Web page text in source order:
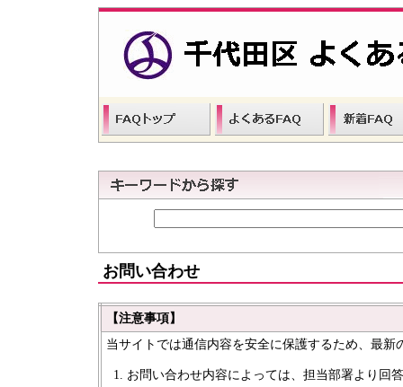
お問い合わせ
【注意事項】
当サイトでは通信内容を安全に保護するため、最新
お問い合わせ内容によっては、担当部署より回